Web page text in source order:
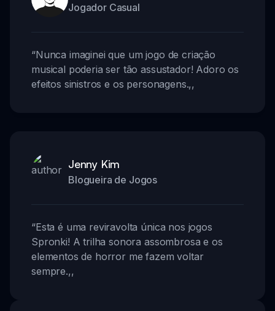
Jogador Casual
“Nunca imaginei que um jogo de criação
musical poderia ser tão assustador! Adoro os
efeitos sinistros e os personagens.,,
Jenny Kim
Blogueira de Jogos
“Esta é uma reviravolta única nos jogos
Spronki! A trilha sonora assombrosa e os
elementos de horror me fazem voltar
sempre.,,